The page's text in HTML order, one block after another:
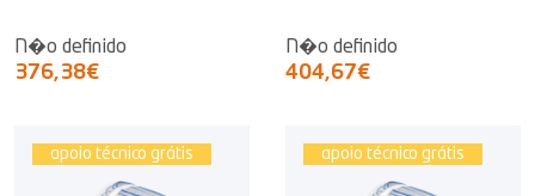
N�o definido
376,38€
N�o definido
404,67€
apoio técnico grátis apoio técnico grátis